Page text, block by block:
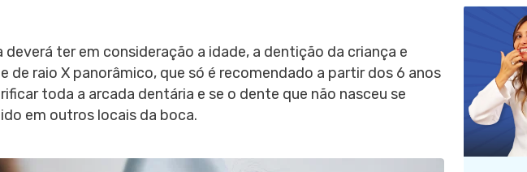
ter em consideração a idade, a dentição da criança e
de raio X panorâmico, que só é recomendado a partir dos 6 anos
toda a arcada dentária e se o dente que não nasceu se
em outros locais da boca.